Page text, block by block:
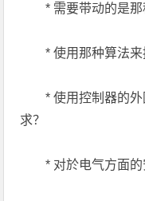
* 需要带动的是那
* 使用那种算法来
* 使用控制器的外
求？
* 对於电气方面的